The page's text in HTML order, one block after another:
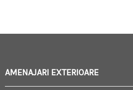
AMENAJARI EXTERIOARE